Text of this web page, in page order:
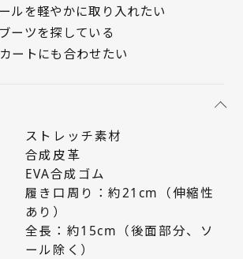
庫あり
庫あり
庫あり
りわずか
庫あり
ルを軽やかに取り入れたい
ーツを探している
ートにも合わせたい
ストレッチ素材
合成皮革
EVA合成ゴム
履き口周り：約21cm（伸縮性
あり）
全長：約15cm（後面部分、ソ
ール除く）